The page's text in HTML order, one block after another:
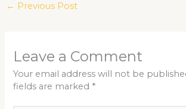
← Previous Post
Leave a Comment
Your email address will not be
fields are marked *